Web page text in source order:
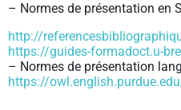
– Normes de présentation en
http://
https://guides-formadoct.u-
– Normes de présentation
https://